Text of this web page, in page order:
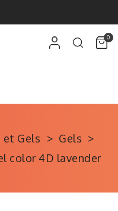
0
et Gels
Gels
color 4D lavender